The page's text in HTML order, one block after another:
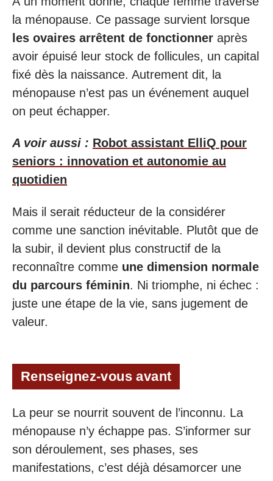
la ménopause. Ce passage survient lorsque
les ovaires arrêtent de fonctionner après
avoir épuisé leur stock de follicules, un capital
fixé dès la naissance. Autrement dit, la
ménopause n’est pas un événement auquel
on peut échapper.
A voir aussi : Robot assistant ElliQ pour
seniors : innovation et autonomie au
quotidien
Mais il serait réducteur de la considérer
comme une sanction inévitable. Plutôt que de
la subir, il devient plus constructif de la
reconnaître comme une dimension normale
du parcours féminin. Ni triomphe, ni échec :
juste une étape de la vie, sans jugement de
valeur.
Renseignez-vous avant
La peur se nourrit souvent de l’inconnu. La
ménopause n’y échappe pas. S’informer sur
son déroulement, ses phases, ses
manifestations, c’est déjà désamorcer une